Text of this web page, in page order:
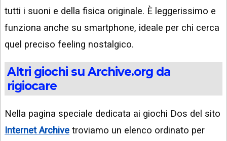
tutti i suoni e della fisica originale. È leggerissimo e
funziona anche su smartphone, ideale per chi cerca
quel preciso feeling nostalgico.
Altri giochi su Archive.org da
rigiocare
Nella pagina speciale dedicata ai giochi Dos del sito
Internet Archive troviamo un elenco ordinato per